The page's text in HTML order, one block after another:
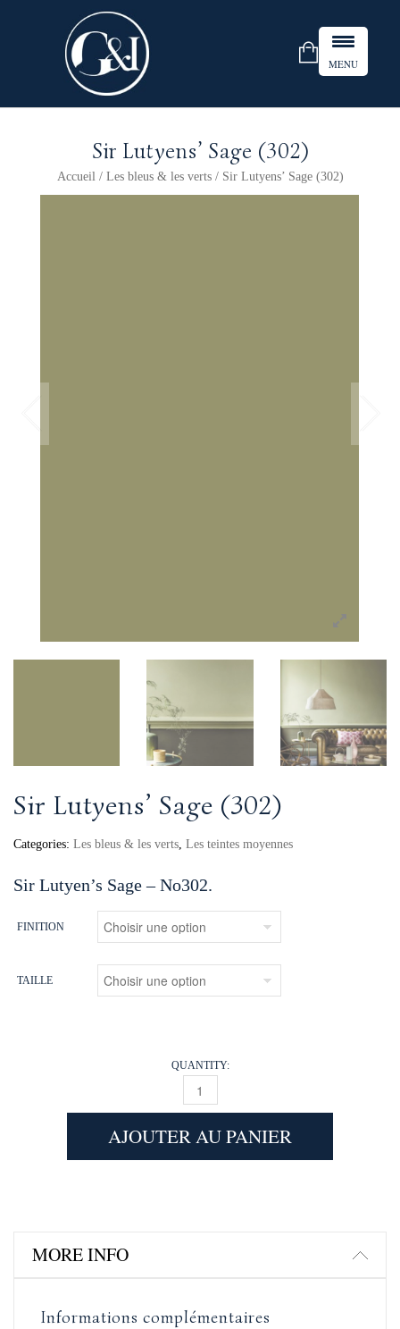
Sir Lutyens’ Sage (302)
Accueil/ Les bleus & les verts/ Sir Lutyens’ Sage (302)
Sir Lutyens’ Sage (302)
Categories: Les bleus & les verts, Les teintes moyennes
Sir Lutyen’s Sage – No302.
FINITION
TAILLE
QUANTITY:
SIR LUTYENS’ SAGE (302) QUANTITY
AJOUTER AU PANIER
MORE INFO
Informations complémentaires
MENU